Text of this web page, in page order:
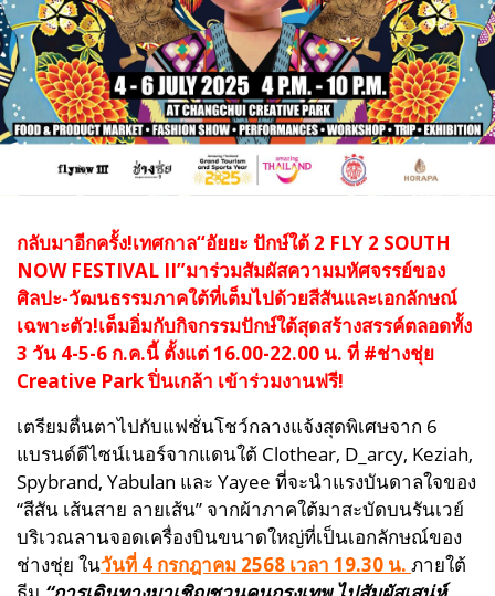
กลับมาอีกครั้ง!เทศกาล“อัยยะ ปักษ์ใต้ 2 FLY 2 SOUTH
NOW FESTIVAL II”มาร่วมสัมผัสความมหัศจรรย์ของ
ศิลปะ-วัฒนธรรมภาคใต้ที่เต็มไปด้วยสีสันและเอกลักษณ์
เฉพาะตัว!เต็มอิ่มกับกิจกรรมปักษ์ใต้สุดสร้างสรรค์ตลอดทั้ง
3 วัน 4-5-6 ก.ค.นี้ ตั้งแต่ 16.00-22.00 น. ที่ #ช่างชุ่ย
Creative Park ปิ่นเกล้า เข้าร่วมงานฟรี!
เตรียมตื่นตาไปกับแฟชั่นโชว์กลางแจ้งสุดพิเศษจาก 6
แบรนด์ดีไซน์เนอร์จากแดนใต้ Clothear, D_arcy, Keziah,
Spybrand, Yabulan และ Yayee ที่จะนำแรงบันดาลใจของ
“สีสัน เส้นสาย ลายเส้น” จากผ้าภาคใต้มาสะบัดบนรันเวย์
บริเวณลานจอดเครื่องบินขนาดใหญ่ที่เป็นเอกลักษณ์ของ
ช่างชุ่ย ในวันที่ 4 กรกฎาคม 2568 เวลา 19.30 น. ภายใต้